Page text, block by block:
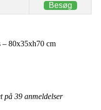
Besøg
– 80x35xh70 cm
på 39 anmeldelser